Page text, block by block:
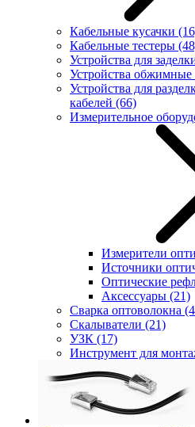
Кабельные кусачки
Кабельные тестеры
Устройства для
Устройства
Устройства для
кабелей (66)
Измерительное
Измерители
Источники
Оптические
Аксессуары (21)
Сварка оптоволокна
Скалыватели (21)
УЗК (17)
Инструмент для